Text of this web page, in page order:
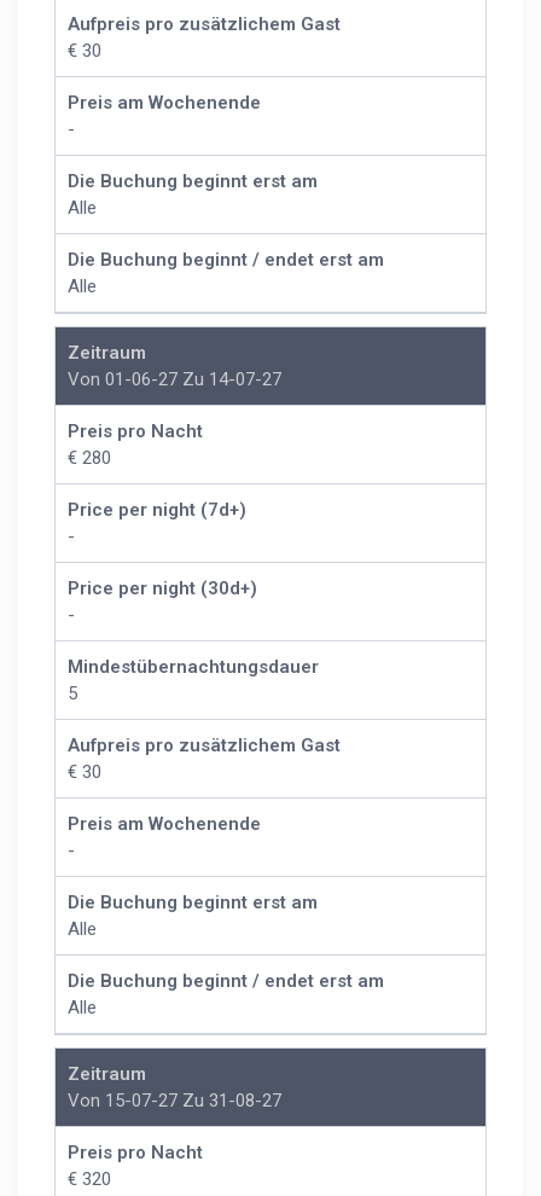
Aufpreis pro zusätzlichem Gast
€ 30
Preis am Wochenende
-
Die Buchung beginnt erst am
Alle
Die Buchung beginnt / endet erst am
Alle
Zeitraum
Von 01-06-27 Zu 14-07-27
Preis pro Nacht
€ 280
Price per night (7d+)
-
Price per night (30d+)
-
Mindestübernachtungsdauer
5
Aufpreis pro zusätzlichem Gast
€ 30
Preis am Wochenende
-
Die Buchung beginnt erst am
Alle
Die Buchung beginnt / endet erst am
Alle
Zeitraum
Von 15-07-27 Zu 31-08-27
Preis pro Nacht
€ 320